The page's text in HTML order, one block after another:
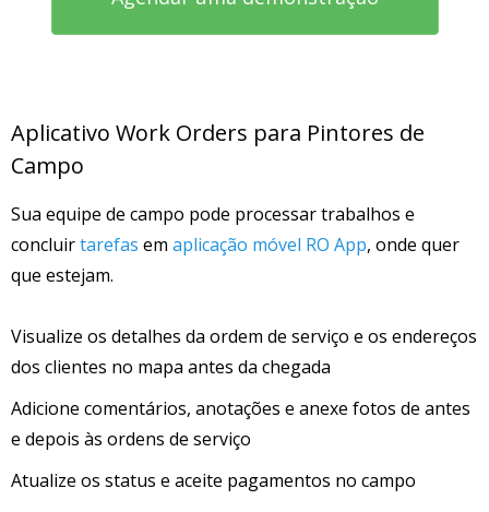
Aplicativo Work Orders para Pintores de
Campo
Sua equipe de campo pode processar trabalhos e
concluirtarefas em aplicação móvel RO App, onde quer
que estejam.
Visualize os detalhes da ordem de serviço e os endereços
dos clientes no mapa antes da chegada
Adicione comentários, anotações e anexe fotos de antes
e depois às ordens de serviço
Atualize os status e aceite pagamentos no campo